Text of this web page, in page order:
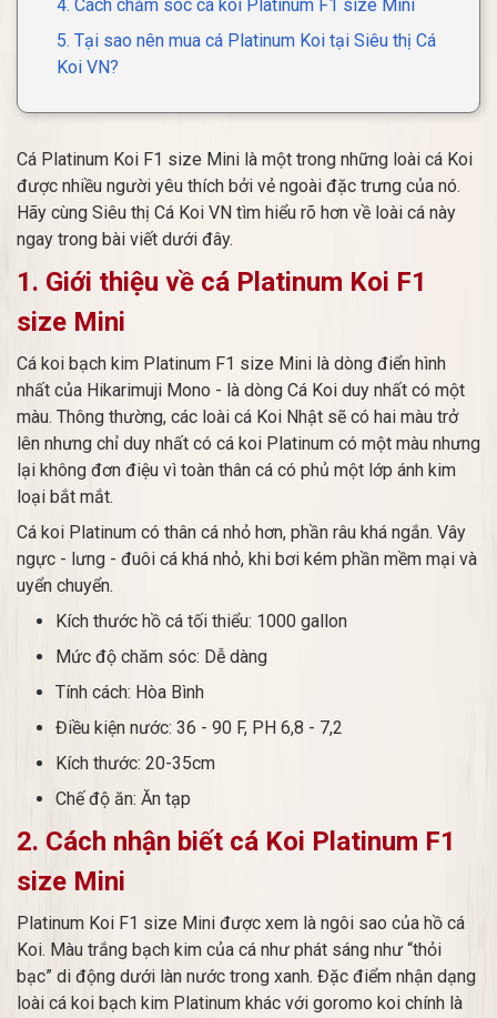
4. Cách chăm sóc cá koi Platinum F1 size Mini
5. Tại sao nên mua cá Platinum Koi tại Siêu thị Cá
Koi VN?
Cá Platinum Koi F1 size Mini là một trong những loài cá Koi
được nhiều người yêu thích bởi vẻ ngoài đặc trưng của nó.
Hãy cùng Siêu thị Cá Koi VN tìm hiểu rõ hơn về loài cá này
ngay trong bài viết dưới đây.
1. Giới thiệu về cá Platinum Koi F1
size Mini
Cá koi bạch kim Platinum F1 size Mini là dòng điển hình
nhất của Hikarimuji Mono - là dòng Cá Koi duy nhất có một
màu. Thông thường, các loài cá Koi Nhật sẽ có hai màu trở
lên nhưng chỉ duy nhất có cá koi Platinum có một màu nhưng
lại không đơn điệu vì toàn thân cá có phủ một lớp ánh kim
loại bắt mắt.
Cá koi Platinum có thân cá nhỏ hơn, phần râu khá ngắn. Vây
ngực - lưng - đuôi cá khá nhỏ, khi bơi kém phần mềm mại và
uyển chuyển.
Kích thước hồ cá tối thiểu: 1000 gallon
Mức độ chăm sóc: Dễ dàng
Tính cách: Hòa Bình
Điều kiện nước: 36 - 90 F, PH 6,8 - 7,2
Kích thước: 20-35cm
Chế độ ăn: Ăn tạp
2. Cách nhận biết cá Koi Platinum F1
size Mini
Platinum Koi F1 size Mini được xem là ngôi sao của hồ cá
Koi. Màu trắng bạch kim của cá như phát sáng như “thỏi
bạc” di động dưới làn nước trong xanh. Đặc điểm nhận dạng
loài cá koi bạch kim Platinum khác với goromo koi chính là